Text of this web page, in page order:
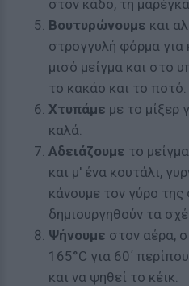
στον κάδο, τη
Βουτυρώνουμε και
στρογγυλή φόρμα για
μισό μείγμα και στο
το κακάο και το ποτό.
Χτυπάμε με το μίξερ
καλά.
Αδειάζουμε το
και μ' ένα κουτάλι,
κάνουμε τον γύρο της
δημιουργηθούν τα
Ψήνουμε στον αέρα,
165°C για 60΄
και να ψηθεί το κέικ.